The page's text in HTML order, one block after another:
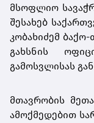
მსოფლიო
შესახებ
კობახიძემ
გახსნის
გამოსვლისას
მთავრობის
ამოქმედებით